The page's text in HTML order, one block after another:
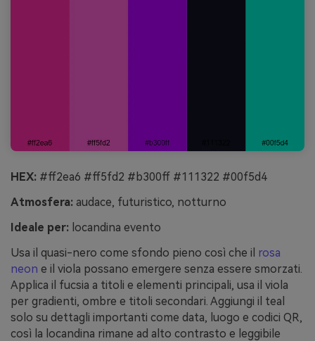
HEX: #ff2ea6 #ff5fd2 #b300ff #111322 #00f5d4
Atmosfera: audace, futuristico, notturno
Ideale per: locandina evento
Usa il quasi-nero come sfondo pieno così che il rosa
neon e il viola possano emergere senza essere smorzati.
Applica il fucsia a titoli e elementi principali, usa il viola
per gradienti, ombre e titoli secondari. Aggiungi il teal
solo su dettagli importanti come data, luogo e codici QR,
così la locandina rimane ad alto contrasto e leggibile